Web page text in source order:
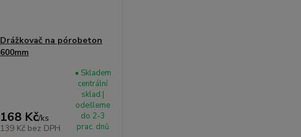
Drážkovač na pórobeton
600mm
168 Kč/ks
139 Kč bez DPH
• Skladem
centrální
sklad |
odešleme
do 2-3
prac. dnů